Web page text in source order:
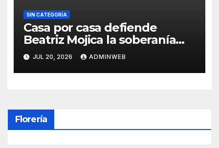
SIN CATEGORÍA
Casa por casa defiende
Beatriz Mojica la soberanía
nacional en Tlapa
JUL 20, 2026 ADMINWEB
Florería